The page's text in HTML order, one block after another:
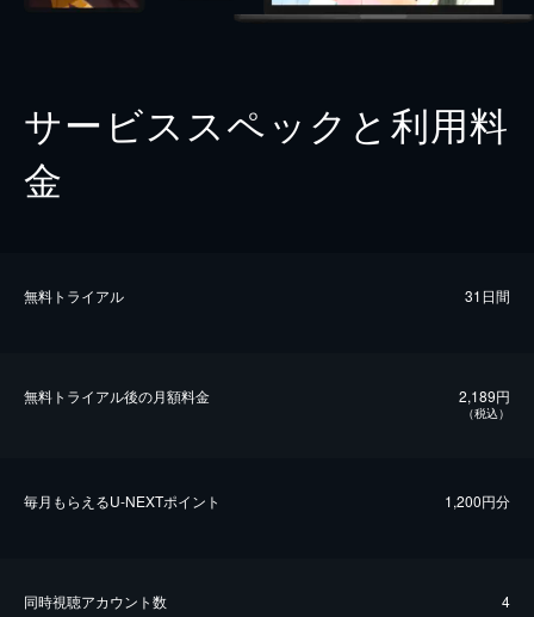
サービススペックと利用料
金
無料トライアル 31日間
無料トライアル後の⽉額料金 2,189円
（税込）
毎⽉もらえるU-NEXTポイント 1,200円分
同時視聴アカウント数 4